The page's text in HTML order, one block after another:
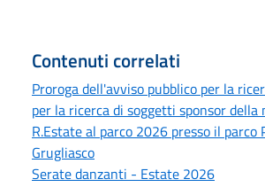
Contenuti correlati
Proroga dell'avviso pubblico per la
per la ricerca di soggetti sponsor della
R.Estate al parco 2026 presso il parco
Grugliasco
Serate danzanti - Estate 2026